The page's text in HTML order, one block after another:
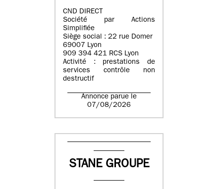
CND DIRECT
Société par Actions
Simplifiée
Siège social : 22 rue Domer
69007 Lyon
909 394 421 RCS Lyon
Activité : prestations de
services contrôle non
destructif
Annonce parue le
07/08/2026
STANE GROUPE